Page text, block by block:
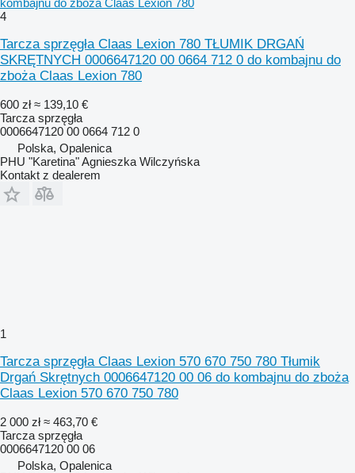
4
Tarcza sprzęgła Claas Lexion 780 TŁUMIK DRGAŃ
SKRĘTNYCH 0006647120 00 0664 712 0 do kombajnu do
zboża Claas Lexion 780
600 zł ≈ 139,10 €
Tarcza sprzęgła
0006647120 00 0664 712 0
Polska, Opalenica
PHU "Karetina" Agnieszka Wilczyńska
Kontakt z dealerem
1
Tarcza sprzęgła Claas Lexion 570 670 750 780 Tłumik
Drgań Skrętnych 0006647120 00 06 do kombajnu do zboża
Claas Lexion 570 670 750 780
2 000 zł ≈ 463,70 €
Tarcza sprzęgła
0006647120 00 06
Polska, Opalenica